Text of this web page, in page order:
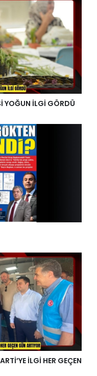
YOĞUN İLGİ GÖRDÜ
İLGİ HER GEÇEN